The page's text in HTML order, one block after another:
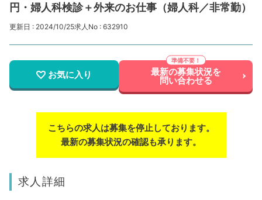
円・婦人科検診＋外来のお仕事（婦人科／非常勤）
更新日 : 2024/10/25求人No : 632910
お気に入り 最新の募集状況を
問い合わせる
こちらの求人は募集を停止しております。
最新の募集状況の確認も承ります。
求人詳細